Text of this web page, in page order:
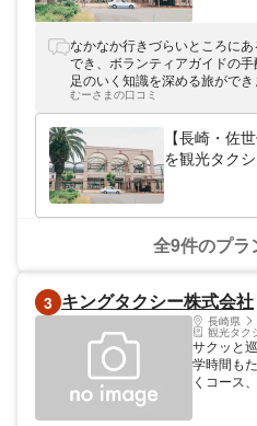
タ・アル
の中から
ただけま
ライバー
りや歴史
なかなか行きづらいところに
でき、ボランティアガイドの
足のいく知識を深める旅がで
も良い方で、気持ち良く乗って
むーさまの口コミ
【長崎・佐
を観光タク
全9件のプラ
3 キングタクシー株式会社
長崎県
観光タク
サクッと
学時間も
くコース